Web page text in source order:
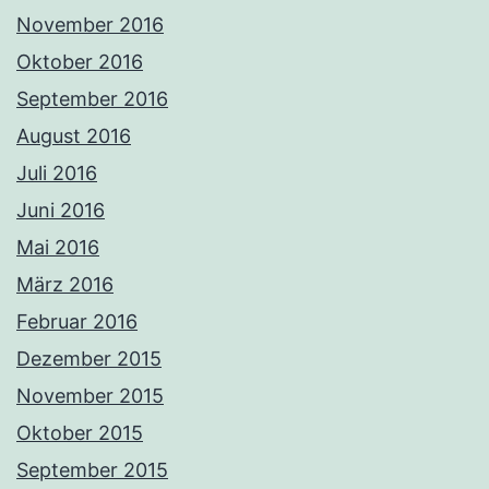
November 2016
Oktober 2016
September 2016
August 2016
Juli 2016
Juni 2016
Mai 2016
März 2016
Februar 2016
Dezember 2015
November 2015
Oktober 2015
September 2015